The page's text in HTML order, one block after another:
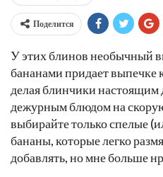
Поделится
У этих блинов необычный
бананами придает выпечке
делая блинчики настоящим
дежурным блюдом на
выбирайте только спелые
бананы, которые легко
добавлять, но мне больше